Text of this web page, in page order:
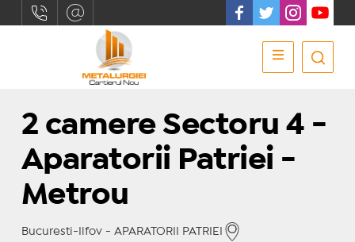
2 camere Sectoru 4 -
Aparatorii Patriei -
Metrou
Bucuresti-Ilfov - APARATORII PATRIEI